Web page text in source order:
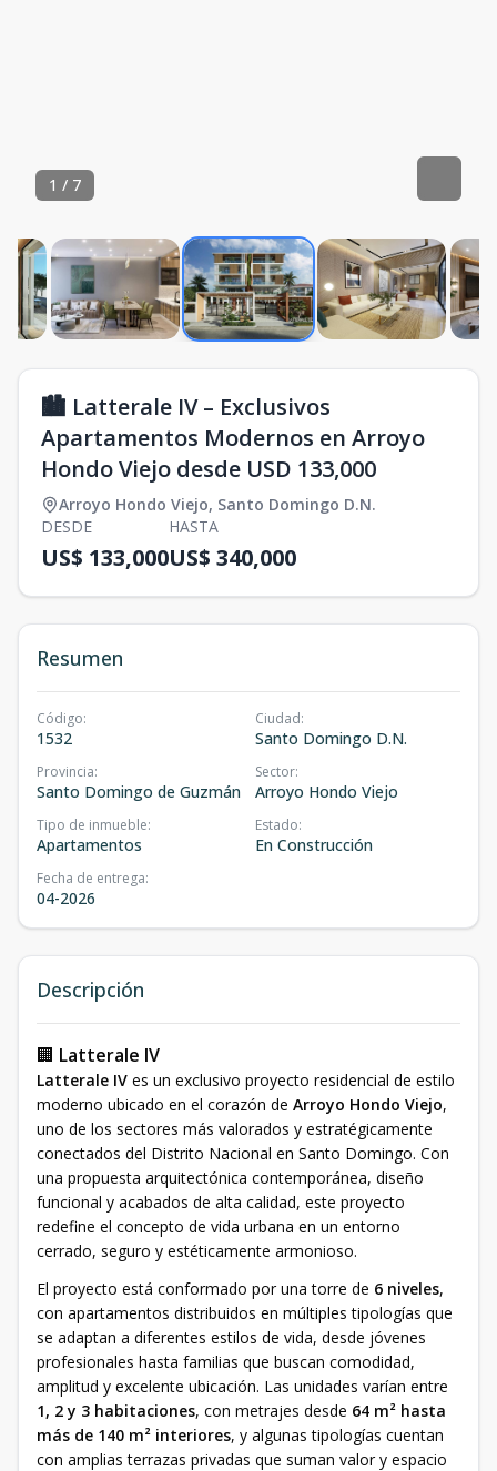
1 / 7
🏙️ Latterale IV – Exclusivos
Apartamentos Modernos en Arroyo
Hondo Viejo desde USD 133,000
Arroyo Hondo Viejo, Santo Domingo D.N.
DESDE
US$ 133,000
HASTA
US$ 340,000
Resumen
Código:
1532
Ciudad:
Santo Domingo D.N.
Provincia:
Santo Domingo de Guzmán
Sector:
Arroyo Hondo Viejo
Tipo de inmueble:
Apartamentos
Estado:
En Construcción
Fecha de entrega:
04-2026
Descripción
🏢 Latterale IV
Latterale IV es un exclusivo proyecto residencial de estilo
moderno ubicado en el corazón de Arroyo Hondo Viejo,
uno de los sectores más valorados y estratégicamente
conectados del Distrito Nacional en Santo Domingo. Con
una propuesta arquitectónica contemporánea, diseño
funcional y acabados de alta calidad, este proyecto
redefine el concepto de vida urbana en un entorno
cerrado, seguro y estéticamente armonioso.
El proyecto está conformado por una torre de 6 niveles,
con apartamentos distribuidos en múltiples tipologías que
se adaptan a diferentes estilos de vida, desde jóvenes
profesionales hasta familias que buscan comodidad,
amplitud y excelente ubicación. Las unidades varían entre
1, 2 y 3 habitaciones, con metrajes desde 64 m² hasta
más de 140 m² interiores, y algunas tipologías cuentan
con amplias terrazas privadas que suman valor y espacio